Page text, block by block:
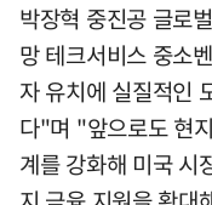
박장혁 중진공 글로
망 테크서비스 중소
자 유치에 실질적인
다"며 "앞으로도 현
계를 강화해 미국 시